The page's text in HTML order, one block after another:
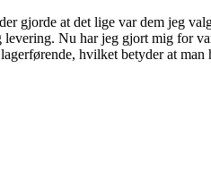
gjorde at det lige var dem jeg
Nu har jeg gjort mig for
hvilket betyder at